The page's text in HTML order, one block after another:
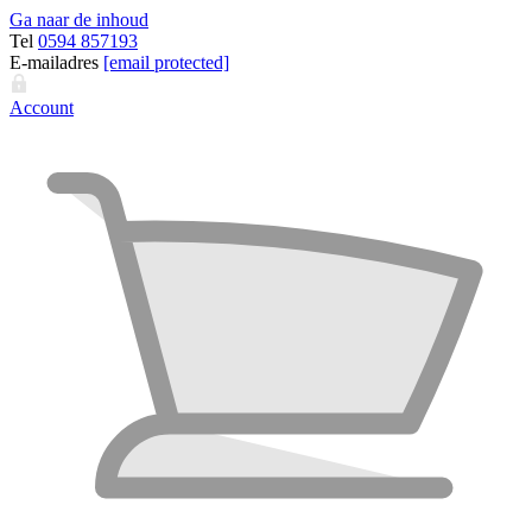
Ga naar de inhoud
Tel 0594 857193
E-mailadres [email protected]
Account